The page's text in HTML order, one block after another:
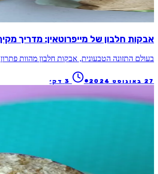
אבקות חלבון של מייפרוטאין: מדריך
בעולם התזונה הטבעונית, אבקות חלבון מהוות
27 באוגוסט 2024 ●
3 דק׳